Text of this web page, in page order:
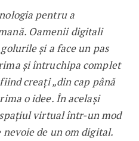
pentru a
Oamenii digitali
și a face un pas
și întruchipa complet
creați „din cap până
o idee. În același
virtual într-un mod
de un om digital.